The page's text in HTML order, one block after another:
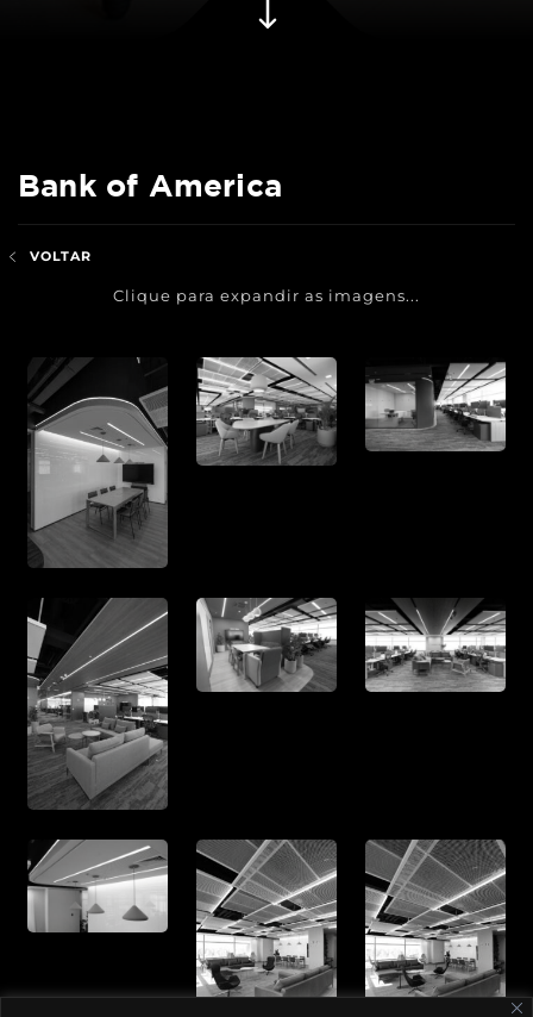
Bank of America
VOLTAR
Clique para expandir as imagens...